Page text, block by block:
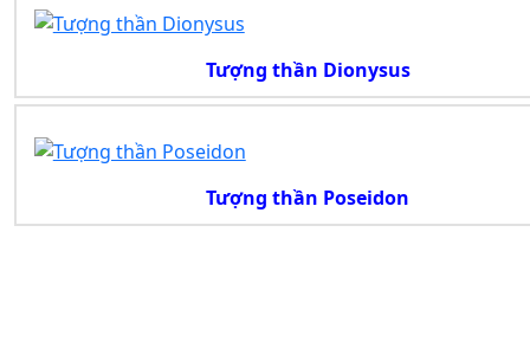
Tượng thần Dionysus
Tượng thần Poseidon